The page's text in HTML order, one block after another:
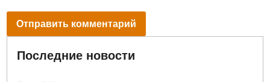
Последние новости